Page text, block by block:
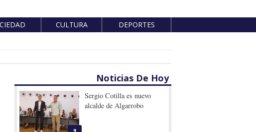
CULTURA DEPORTES
Noticias De Hoy
Sergio Cotilla es nuevo
alcalde de Algarrobo